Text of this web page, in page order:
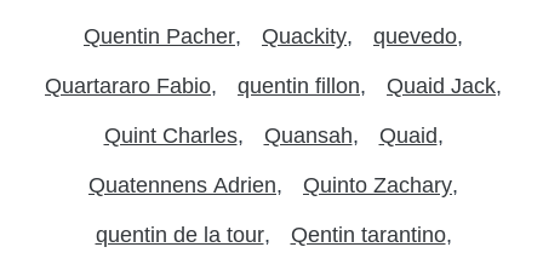
Quentin Pacher Quackity quevedo
Quartararo Fabio quentin fillon Quaid Jack
Quint Charles Quansah Quaid
Quatennens Adrien Quinto Zachary
quentin de la tour Qentin tarantino